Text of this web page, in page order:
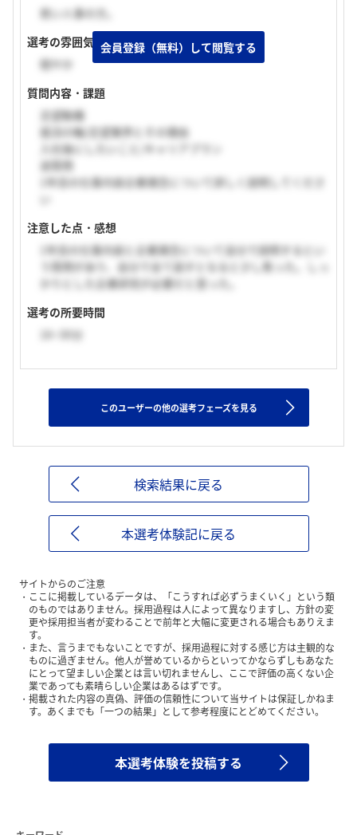
若い人事の方。
選考の雰囲気
穏やか
質問内容・課題
志望動機
就活の軸/志望業界とその理由
入社後にしたいこと/キャリアプラン
逆質問
1年目の仕事内容企業理念について詳しく説明してくださ
注意した点・感想
1年目の仕事内容と企業理念について自分で説明するとい
う質問があり、自分で全て話すとなると少し焦った。しっ
かりとした企業研究が必要だと思った。
選考の所要時間
16~30分
このユーザーの他の選考フェーズを見る
検索結果に戻る
本選考体験記に戻る
サイトからのご注意
ここに掲載しているデータは、「こうすれば必ずうまくいく」という類
のものではありません。採用過程は人によって異なりますし、方針の変
更や採用担当者が変わることで前年と大幅に変更される場合もありえま
す。
また、言うまでもないことですが、採用過程に対する感じ方は主観的な
ものに過ぎません。他人が誉めているからといってかならずしもあなた
にとって望ましい企業とは言い切れませんし、ここで評価の高くない企
業であっても素晴らしい企業はあるはずです。
掲載された内容の真偽、評価の信頼性について当サイトは保証しかねま
す。あくまでも「一つの結果」として参考程度にとどめてください。
本選考体験を投稿する